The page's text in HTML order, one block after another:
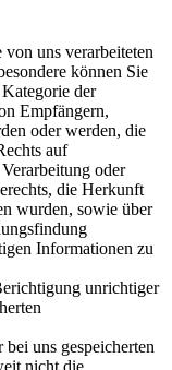
uns verarbeiteten
können Sie
der
Empfängern,
oder werden, die
auf
oder
die Herkunft
wurden, sowie über
Informationen zu
unrichtiger
uns gespeicherten
nicht die